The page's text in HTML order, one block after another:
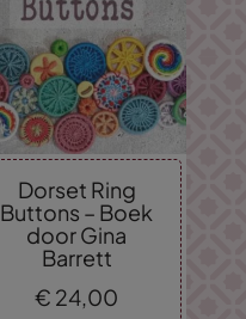
Dorset Ring
Buttons – Boek
door Gina
Barrett
€ 24,00